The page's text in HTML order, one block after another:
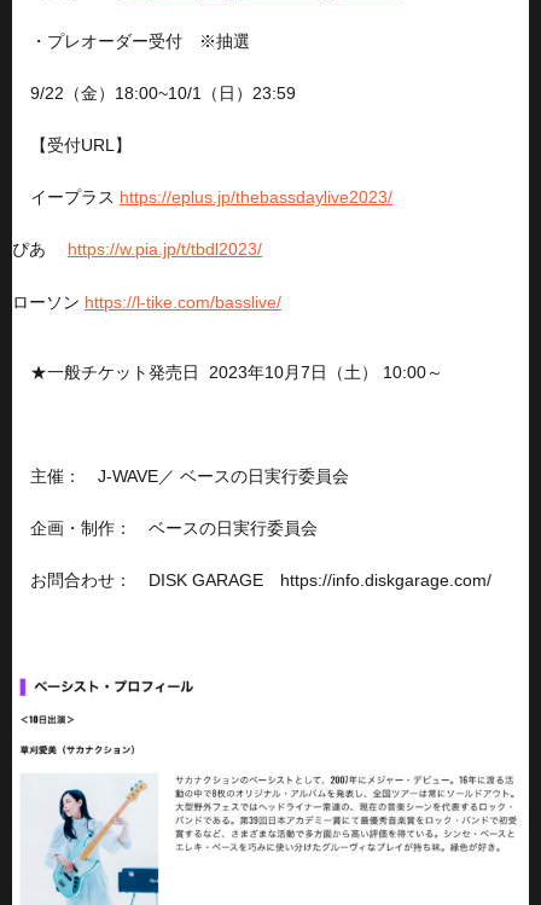
・プレオーダー受付 ※抽選
9/22（金）18:00~10/1（日）23:59
【受付URL】
イープラス https://eplus.jp/thebassdaylive2023/
ぴあ https://w.pia.jp/t/tbdl2023/
ローソン https://l-tike.com/basslive/
★一般チケット発売日 2023年10月7日（土） 10:00～
主催： J-WAVE／ ベースの日実行委員会
企画・制作： ベースの日実行委員会
お問合わせ： DISK GARAGE https://info.diskgarage.com/